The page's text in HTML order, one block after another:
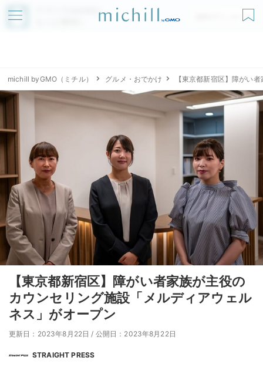
アプリでmichillが
無料ダウンロード
michill byGMO（ミチル） グルメ・おでかけ 【東京都新宿区】障がい
【東京都新宿区】障がい者家族が主役の
カウンセリング施設「メルディアウェル
ネス」がオープン
更新日：2023年8月22日 / 公開日：2023年8月22日
STRAIGHT PRESS